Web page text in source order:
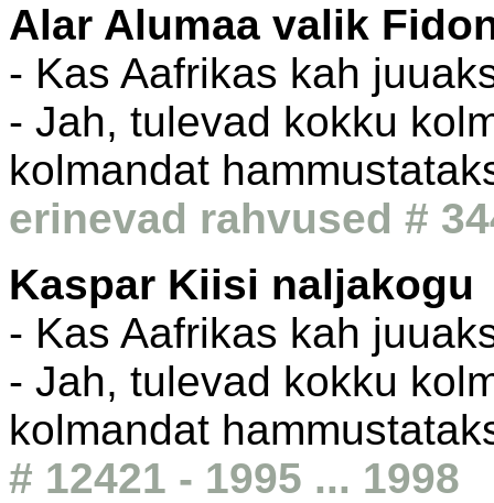
Alar Alumaa valik
- Kas Aafrikas kah
- Jah, tulevad kokku
kolmandat
erinevad rahvused #
Kaspar Kiisi naljakogu
- Kas Aafrikas kah
- Jah, tulevad kokku
kolmandat
# 12421 - 1995 ... 1998